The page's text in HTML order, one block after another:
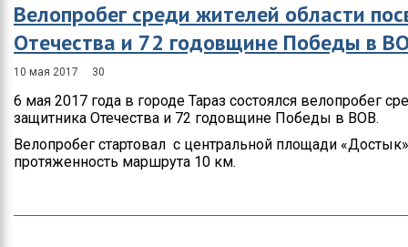
Велопробег среди жителей области
Отечества и 72 годовщине Победы в
10 мая 2017 30
6 мая 2017 года в городе Тараз состоялся велопробег
защитника Отечества и 72 годовщине Победы в ВОВ.
Велопробег стартовал с центральной площади
протяженность маршрута 10 км.